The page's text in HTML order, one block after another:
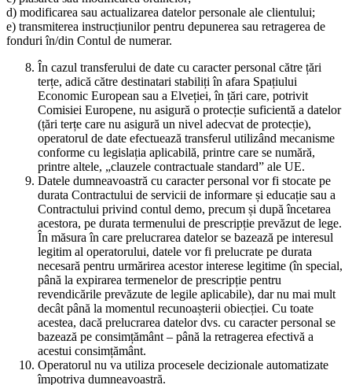
d) modificarea sau actualizarea datelor personale ale clientului;
e) transmiterea instrucțiunilor pentru depunerea sau retragerea de
fonduri în/din Contul de numerar.
În cazul transferului de date cu caracter personal către țări
terțe, adică către destinatari stabiliți în afara Spațiului
Economic European sau a Elveției, în țări care, potrivit
Comisiei Europene, nu asigură o protecție suficientă a datelor
(țări terțe care nu asigură un nivel adecvat de protecție),
operatorul de date efectuează transferul utilizând mecanisme
conforme cu legislația aplicabilă, printre care se numără,
printre altele, „clauzele contractuale standard” ale UE.
Datele dumneavoastră cu caracter personal vor fi stocate pe
durata Contractului de servicii de informare și educație sau a
Contractului privind contul demo, precum și după încetarea
acestora, pe durata termenului de prescripție prevăzut de lege.
În măsura în care prelucrarea datelor se bazează pe interesul
legitim al operatorului, datele vor fi prelucrate pe durata
necesară pentru urmărirea acestor interese legitime (în special,
până la expirarea termenelor de prescripție pentru
revendicările prevăzute de legile aplicabile), dar nu mai mult
decât până la momentul recunoașterii obiecției. Cu toate
acestea, dacă prelucrarea datelor dvs. cu caracter personal se
bazează pe consimțământ – până la retragerea efectivă a
acestui consimțământ.
Operatorul nu va utiliza procesele decizionale automatizate
împotriva dumneavoastră.